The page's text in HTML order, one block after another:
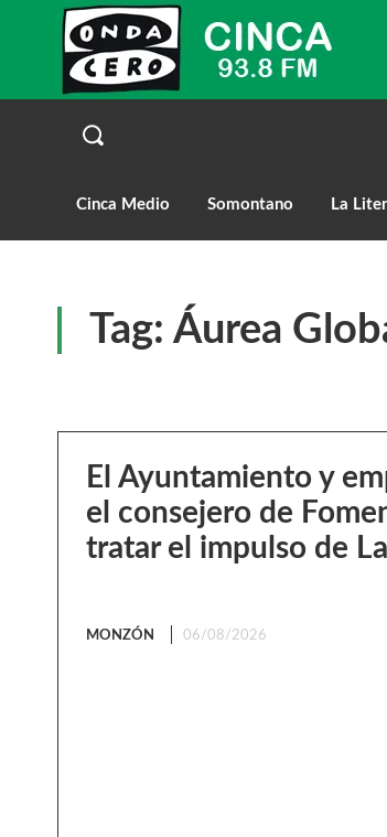
Cinca Medio Somontano La
Tag: Áurea
El Ayuntamiento y
el consejero de
tratar el impulso de
MONZÓN 06/08/2026